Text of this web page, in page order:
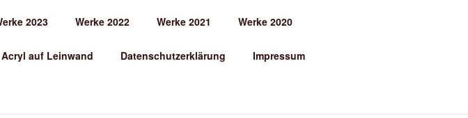
2023 Werke 2022 Werke 2021 Werke 2020
Acryl auf Leinwand Datenschutzerklärung Impressum